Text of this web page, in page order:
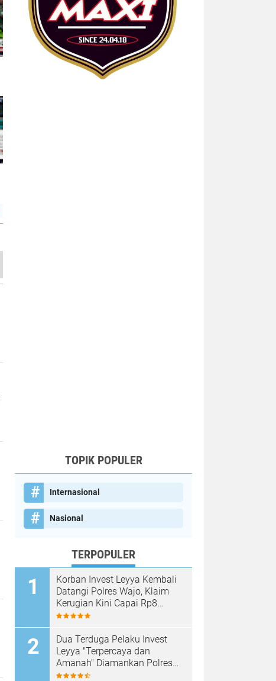
TOPIK POPULER
Internasional
Nasional
TERPOPULER
Korban Invest Leyya Kembali
Datangi Polres Wajo, Klaim
Kerugian Kini Capai Rp8
Miliar, Minta Penyidikan
Dua Terduga Pelaku Invest
Leyya "Terpercaya dan
Amanah" Diamankan Polres
Wajo, Kerugian Korban